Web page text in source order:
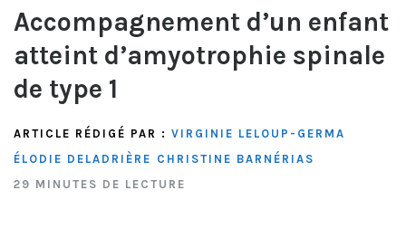
Accompagnement d’un enfant
atteint d’amyotrophie spinale
de type 1
ARTICLE RÉDIGÉ PAR : VIRGINIE LELOUP-GERMA
ÉLODIE DELADRIÈRE CHRISTINE BARNÉRIAS
29 MINUTES DE LECTURE